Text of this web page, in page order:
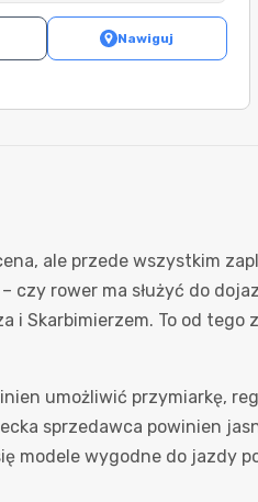
Nawiguj
ale przede wszystkim
rower ma służyć do
i Skarbimierzem. To od
umożliwić przymiarkę,
sprzedawca powinien
modele wygodne do jazdy